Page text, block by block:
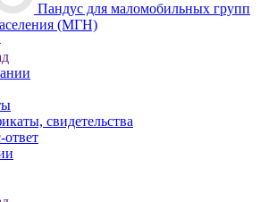
Пандус для маломобильных групп
(МГН)
свидетельства